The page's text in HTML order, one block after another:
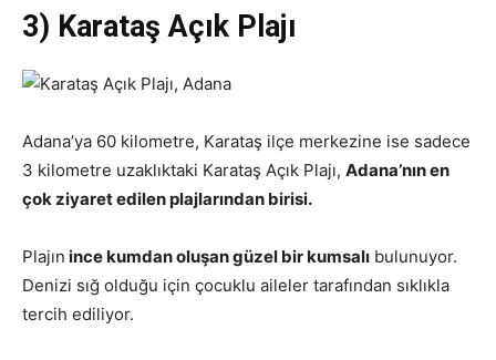
3) Karataş Açık Plajı
Adana’ya 60 kilometre, Karataş ilçe merkezine ise sadece
3 kilometre uzaklıktaki Karataş Açık Plajı, Adana’nın en
çok ziyaret edilen plajlarından birisi.
Plajın ince kumdan oluşan güzel bir kumsalı bulunuyor.
Denizi sığ olduğu için çocuklu aileler tarafından sıklıkla
tercih ediliyor.